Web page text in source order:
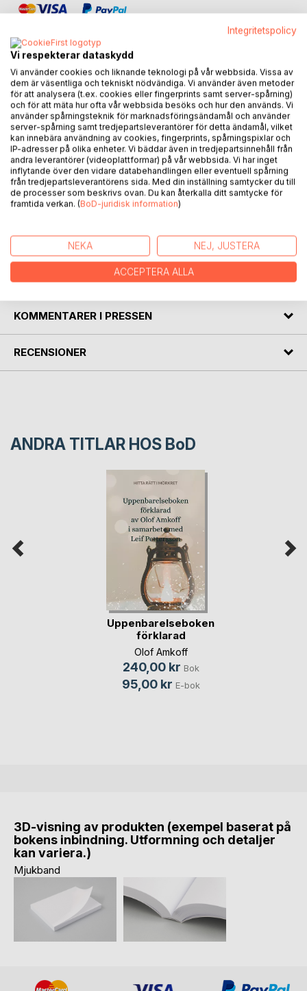
BESKRIVNING
Som bibellärare sedan 1984 år har jag studerat
Uppenbarelseboken med ett speciellt intresse under
många år. Efter att ha läst flera kommentarer till
Uppenbarelseboken och andra böcker om
Uppenbarelseboken, insåg jag att det fattas en LATHUND
till denna svårtydda bok. Alltså en snabbguide som ger svar
på vad varje symbol betyder, utifrån vad Bibeln själv säger
saker med hjälp av tidens tecken och illustrerat den rikt.
FÖRFATTARE
KOMMENTARER I PRESSEN
RECENSIONER
ANDRA TITLAR HOS BoD
Uppenbarelseboken
förklarad
Olof Amkoff
240,00 kr Bok
95,00 kr E-bok
3D-visning av produkten (exempel baserat på
bokens inbindning. Utformning och detaljer
kan variera.)
Mjukband
Integritetspolicy
Vi respekterar dataskydd
Vi använder cookies och liknande teknologi på vår webbsida. Vissa av
dem är väsentliga och tekniskt nödvändiga. Vi använder även metoder
för att analysera (t.ex. cookies eller fingerprints samt server-spårning)
och för att mäta hur ofta vår webbsida besöks och hur den används. Vi
använder spårningsteknik för marknadsföringsändamål och använder
server-spårning samt tredjepartsleverantörer för detta ändamål, vilket
kan innebära användning av cookies, fingerprints, spårningspixlar och
IP-adresser på olika enheter. Vi bäddar även in tredjepartsinnehåll från
andra leverantörer (videoplattformar) på vår webbsida. Vi har inget
inflytande över den vidare databehandlingen eller eventuell spårning
från tredjepartsleverantörens sida. Med din inställning samtycker du till
de processer som beskrivs ovan. Du kan återkalla ditt samtycke för
framtida verkan. (BoD-juridisk information)
NEKA NEJ, JUSTERA
ACCEPTERA ALLA